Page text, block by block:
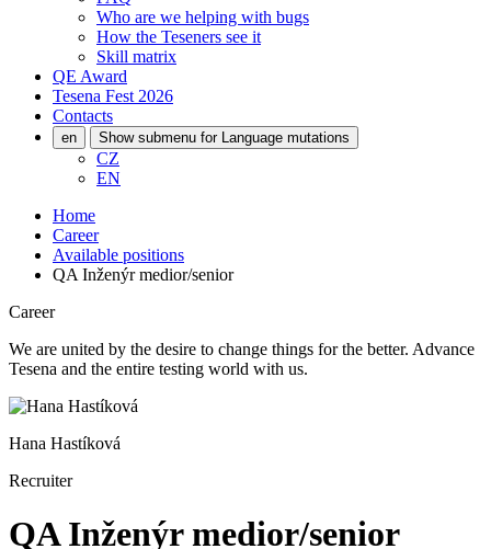
Who are we helping with bugs
How the Teseners see it
Skill matrix
QE Award
Tesena Fest 2026
Contacts
en Show submenu for Language mutations
CZ
EN
Home
Career
Available positions
QA Inženýr medior/senior
Career
We are united by the desire to change things for the better. Advance
Tesena and the entire testing world with us.
Hana Hastíková
Recruiter
QA Inženýr medior/senior